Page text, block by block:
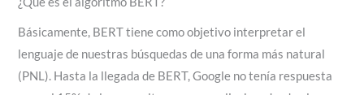
Básicamente, BERT tiene como objetivo interpretar el
lenguaje de nuestras búsquedas de una forma más natural
(PNL). Hasta la llegada de BERT, Google no tenía respuesta